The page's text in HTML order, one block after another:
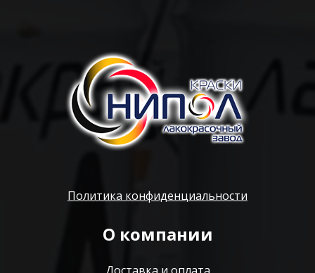
Политика конфиденциальности
О компании
Доставка и оплата